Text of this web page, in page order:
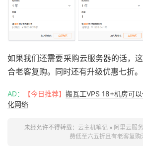
如果我们还需要采购云服务器的话，
合老客复购。同时还有升级优惠七折。
AD： 【今日推荐】 搬瓦工VPS 18+机房可
化网络
未经允许不得转载： 云主机笔记» 阿里云服
费低至六五折且有老客复购